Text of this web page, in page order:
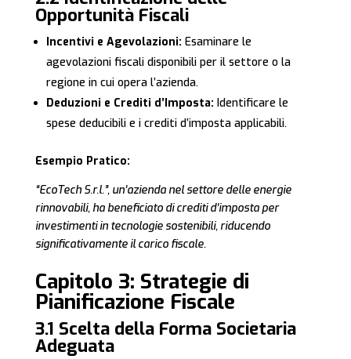
Opportunità Fiscali
Incentivi e Agevolazioni: Esaminare le
agevolazioni fiscali disponibili per il settore o la
regione in cui opera l’azienda.
Deduzioni e Crediti d’Imposta: Identificare le
spese deducibili e i crediti d’imposta applicabili.
Esempio Pratico:
“EcoTech S.r.l.”, un’azienda nel settore delle energie
rinnovabili, ha beneficiato di crediti d’imposta per
investimenti in tecnologie sostenibili, riducendo
significativamente il carico fiscale.
Capitolo 3: Strategie di
Pianificazione Fiscale
3.1 Scelta della Forma Societaria
Adeguata